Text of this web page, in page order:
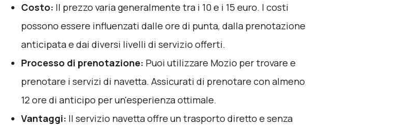
Costo: Il prezzo varia generalmente tra i 10 e i 15 euro. I costi
possono essere influenzati dalle ore di punta, dalla prenotazione
anticipata e dai diversi livelli di servizio offerti.
Processo di prenotazione: Puoi utilizzare Mozio per trovare e
prenotare i servizi di navetta. Assicurati di prenotare con almeno
12 ore di anticipo per un'esperienza ottimale.
Vantaggi: Il servizio navetta offre un trasporto diretto e senza